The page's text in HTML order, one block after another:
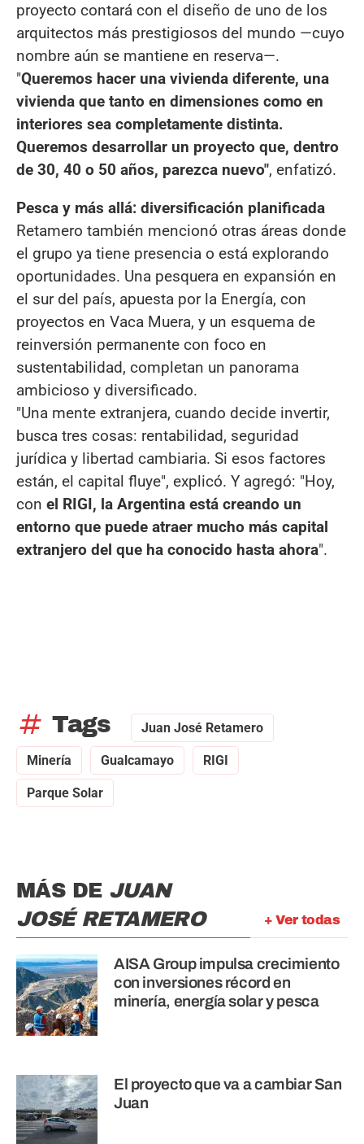
proyecto contará con el diseño de uno de los
arquitectos más prestigiosos del mundo —cuyo
nombre aún se mantiene en reserva—.
"Queremos hacer una vivienda diferente, una
vivienda que tanto en dimensiones como en
interiores sea completamente distinta.
Queremos desarrollar un proyecto que, dentro
de 30, 40 o 50 años, parezca nuevo", enfatizó.
Pesca y más allá: diversificación planificada
Retamero también mencionó otras áreas donde
el grupo ya tiene presencia o está explorando
oportunidades. Una pesquera en expansión en
el sur del país, apuesta por la Energía, con
proyectos en Vaca Muera, y un esquema de
reinversión permanente con foco en
sustentabilidad, completan un panorama
ambicioso y diversificado.
"Una mente extranjera, cuando decide invertir,
busca tres cosas: rentabilidad, seguridad
jurídica y libertad cambiaria. Si esos factores
están, el capital fluye", explicó. Y agregó: "Hoy,
con el RIGI, la Argentina está creando un
entorno que puede atraer mucho más capital
extranjero del que ha conocido hasta ahora".
tag Tags Juan José Retamero
Minería Gualcamayo RIGI
Parque Solar
+ Ver todas
MÁS DE JUAN
JOSÉ RETAMERO
AISA Group impulsa crecimiento
con inversiones récord en
minería, energía solar y pesca
El proyecto que va a cambiar San
Juan